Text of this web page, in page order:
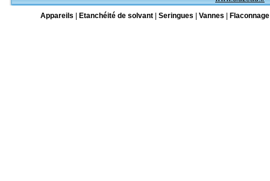
Appareils
Etanchéité de solvant Seringues Vannes Flaconnage